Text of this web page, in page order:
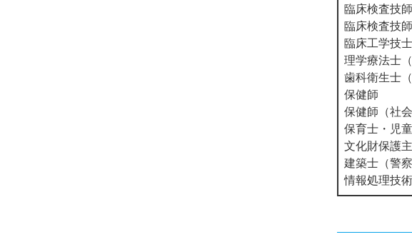
臨床検査技師
臨床検査技
臨床工学技
理学療法士（
歯科衛生士（
保健師
保健師（社
保育士・児
文化財保護
建築士（警察
情報処理技